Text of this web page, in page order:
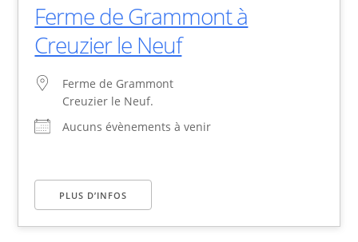
Ferme de Grammont à
Creuzier le Neuf
Ferme de Grammont
Creuzier le Neuf.
Aucuns évènements à venir
PLUS D’INFOS